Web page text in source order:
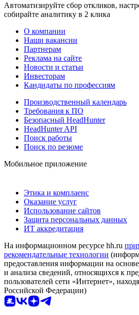
Автоматизируйте сбор откликов,
собирайте аналитику в 2 клика
О компании
Наши вакансии
Партнерам
Реклама на сайте
Новости и статьи
Инвесторам
Кандидаты по профессиям
Производственный календарь
Требования к ПО
Безопасный HeadHunter
HeadHunter API
Поиск работы
Поиск по резюме
Мобильное приложение
Этика и комплаенс
Оказание услуг
Использование сайтов
Защита персональных данных
ИТ аккредитация
На информационном ресурсе hh.ru
рекомендательные технологии
предоставления информации на
и анализа сведений, относящихся к
пользователей сети «Интернет»,
Российской Федерации)